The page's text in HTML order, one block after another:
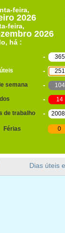
feira,
2026
feira,
2026
há :
-
-
semana -
-
de trabalho -
Férias
Dias úteis